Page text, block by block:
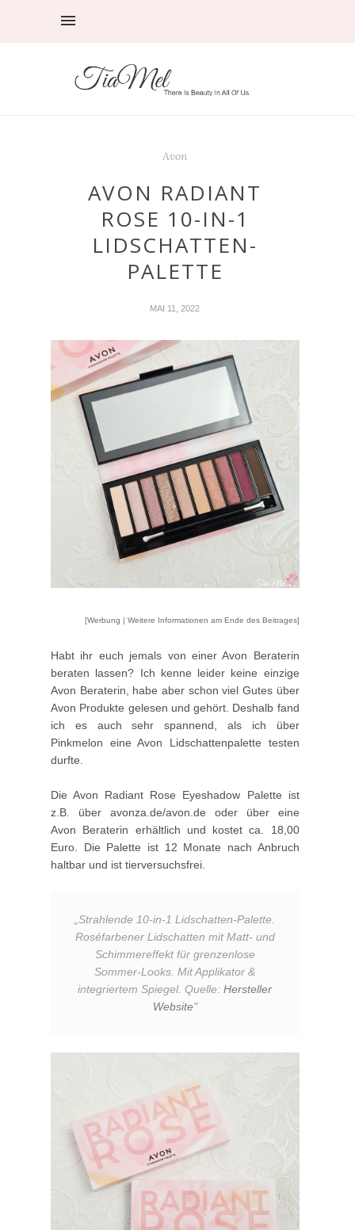
Avon
AVON RADIANT
ROSE 10-IN-1
LIDSCHATTEN-
PALETTE
MAI 11, 2022
[Werbung | Weitere Informationen am Ende des Beitrages]
Habt ihr euch jemals von einer Avon Beraterin
beraten lassen? Ich kenne leider keine einzige
Avon Beraterin, habe aber schon viel Gutes über
Avon Produkte gelesen und gehört. Deshalb fand
ich es auch sehr spannend, als ich über
Pinkmelon eine Avon Lidschattenpalette testen
durfte.
Die Avon Radiant Rose Eyeshadow Palette ist
z.B. über avonza.de/avon.de oder über eine
Avon Beraterin erhältlich und kostet ca. 18,00
Euro. Die Palette ist 12 Monate nach Anbruch
haltbar und ist tierversuchsfrei.
„Strahlende 10-in-1 Lidschatten-Palette.
Roséfarbener Lidschatten mit Matt- und
Schimmereffekt für grenzenlose
Sommer-Looks. Mit Applikator &
integriertem Spiegel. Quelle:Hersteller
Website"